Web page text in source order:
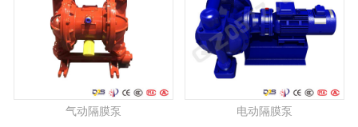
气动隔膜泵 电动隔膜泵